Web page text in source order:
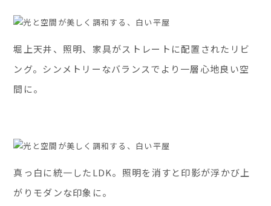
堀上天井、照明、家具がストレートに配置されたリビ
ング。シンメトリーなバランスでより一層心地良い空
間に。
真っ白に統一したLDK。照明を消すと印影が浮かび上
がりモダンな印象に。